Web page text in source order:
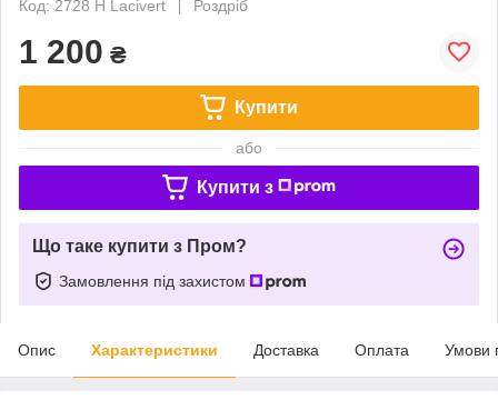
Код: 2728 H Lacivert
Роздріб
1 200 ₴
Купити
або
Купити з
Що таке купити з Пром?
Замовлення під захистом
Опис Характеристики Доставка Оплата Умови